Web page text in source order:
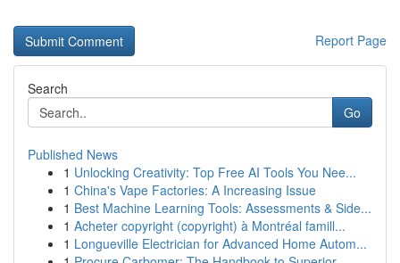
Report Page
Search
Go
Published News
1 Unlocking Creativity: Top Free AI Tools You Nee...
1 China's Vape Factories: A Increasing Issue
1 Best Machine Learning Tools: Assessments & Side...
1 Acheter copyright (copyright) à Montréal famill...
1 Longueville Electrician for Advanced Home Autom...